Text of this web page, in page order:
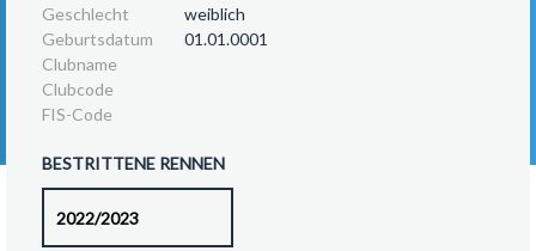
Geschlecht
weiblich
Geburtsdatum
01.01.0001
Clubname
Clubcode
FIS-Code
BESTRITTENE RENNEN